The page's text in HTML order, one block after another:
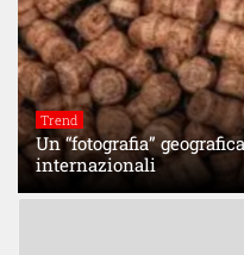
Trend
Un “fotografia”
internazionali